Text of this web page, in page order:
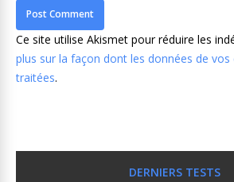
Ce site utilise Akismet pour réduire les
plus sur la façon dont les données de
traitées.
DERNIERS TESTS